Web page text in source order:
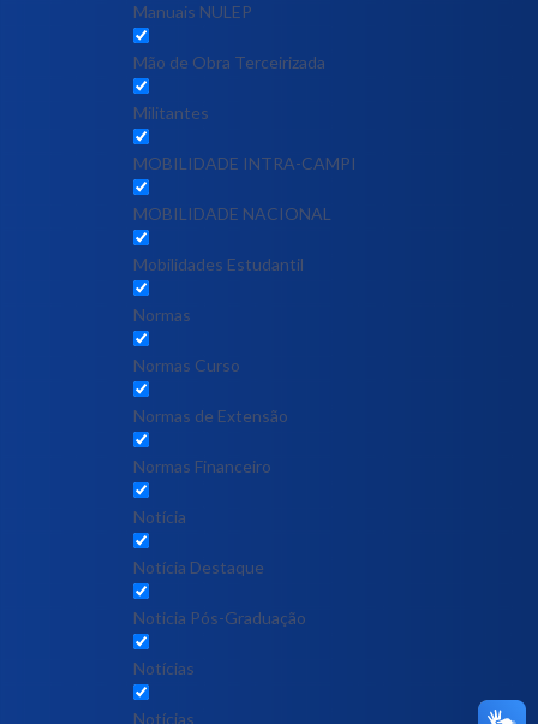
Manuais NULEP
Mão de Obra Terceirizada
Militantes
MOBILIDADE INTRA-CAMPI
MOBILIDADE NACIONAL
Mobilidades Estudantil
Normas
Normas Curso
Normas de Extensão
Normas Financeiro
Notícia
Notícia Destaque
Noticia Pós-Graduação
Notícias
Notícias